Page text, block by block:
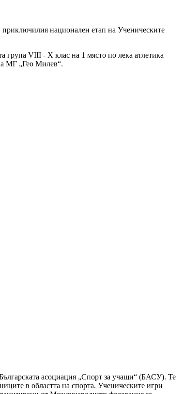
приключилия национален етап на Ученическите
група VIII - X клас на 1 място по лека атлетика
МГ „Гео Милев“.
асоциация „Спорт за учащи“ (БАСУ). Те
в областта на спорта. Ученическите игри